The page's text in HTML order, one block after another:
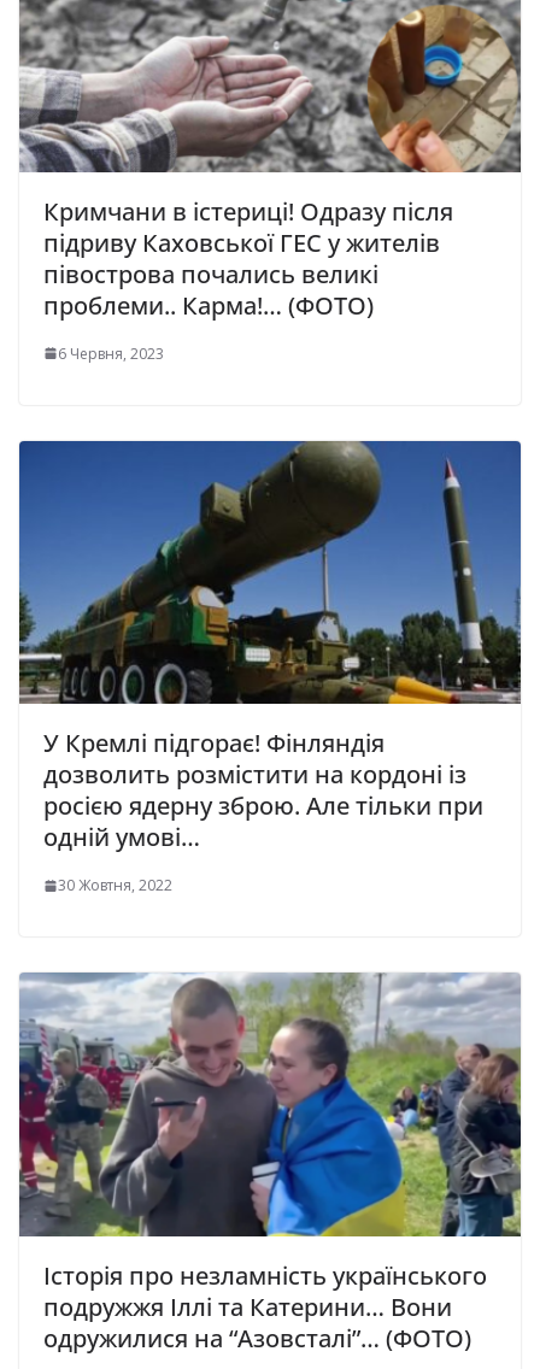
Кримчани в істериці! Одразу після
підриву Каховської ГЕС у жителів
півострова почались великі
проблеми.. Карма!… (ФОТО)
6 Червня, 2023
У Кремлі підгорає! Фінляндія
дозволить розмістити на кордоні із
росією ядерну зброю. Але тільки при
одній умові…
30 Жовтня, 2022
Історія про незламність українського
подружжя Іллі та Катерини… Вони
одружилися на “Азовсталі”… (ФОТО)